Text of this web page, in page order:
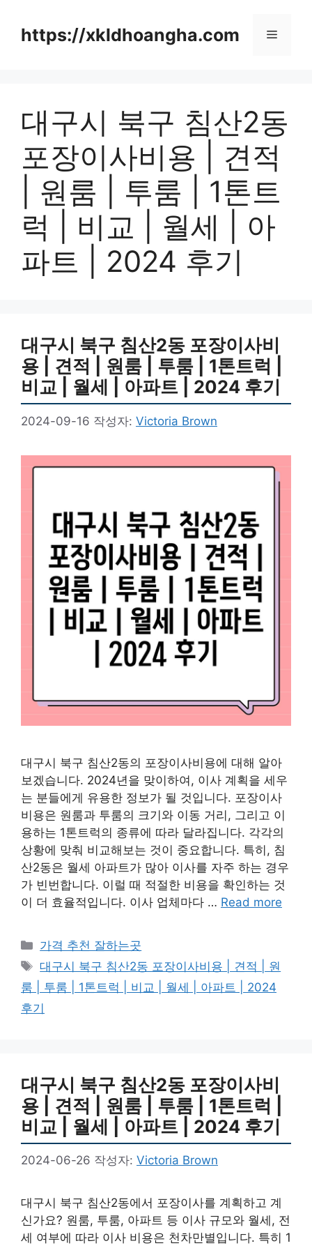
https://xkldhoangha.com 메
대구시 북구 침산2동
포장이사비용 | 견적
| 원룸 | 투룸 | 1톤트
럭 | 비교 | 월세 | 아
파트 | 2024 후기
대구시 북구 침산2동 포장이사비
용 | 견적 | 원룸 | 투룸 | 1톤트럭 |
비교 | 월세 | 아파트 | 2024 후기
2024-09-16 작성자: Victoria Brown
대구시 북구 침산2동의 포장이사비용에 대해 알아
보겠습니다. 2024년을 맞이하여, 이사 계획을 세우
는 분들에게 유용한 정보가 될 것입니다. 포장이사
비용은 원룸과 투룸의 크기와 이동 거리, 그리고 이
용하는 1톤트럭의 종류에 따라 달라집니다. 각각의
상황에 맞춰 비교해보는 것이 중요합니다. 특히, 침
산2동은 월세 아파트가 많아 이사를 자주 하는 경우
가 빈번합니다. 이럴 때 적절한 비용을 확인하는 것
이 더 효율적입니다. 이사 업체마다 … Read more
카
테
고
리
가격 추천 잘하는곳
태
그
대구시 북구 침산2동 포장이사비용 | 견적 | 원
룸 | 투룸 | 1톤트럭 | 비교 | 월세 | 아파트 | 2024
후기
대구시 북구 침산2동 포장이사비
용 | 견적 | 원룸 | 투룸 | 1톤트럭 |
비교 | 월세 | 아파트 | 2024 후기
2024-06-26 작성자: Victoria Brown
대구시 북구 침산2동에서 포장이사를 계획하고 계
신가요? 원룸, 투룸, 아파트 등 이사 규모와 월세, 전
세 여부에 따라 이사 비용은 천차만별입니다. 특히 1